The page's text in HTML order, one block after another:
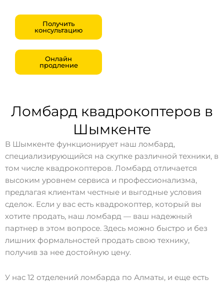
Получить
консультацию
Онлайн
продление
Ломбард квадрокоптеров в
Шымкенте
В Шымкенте функционирует наш ломбард,
специализирующийся на скупке различной техники, в
том числе квадрокоптеров. Ломбард отличается
высоким уровнем сервиса и профессионализма,
предлагая клиентам честные и выгодные условия
сделок. Если у вас есть квадрокоптер, который вы
хотите продать, наш ломбард — ваш надежный
партнер в этом вопросе. Здесь можно быстро и без
лишних формальностей продать свою технику,
получив за нее достойную цену.
У нас 12 отделений ломбарда по Алматы, и еще есть